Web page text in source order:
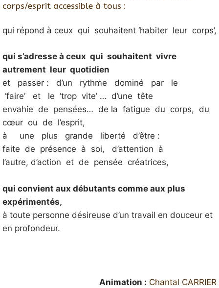
corps/esprit accessible à tous :
qui répond à ceux qui souhaitent ‘habiter leur corps’,
qui s’adresse à ceux qui souhaitent vivre
autrement leur quotidien
et passer : d’un rythme dominé par le
‘faire’ et le ‘trop vite’ … d’une tête
envahie de pensées… de la fatigue du corps, du
cœur ou de l’esprit,
à une plus grande liberté d’être :
faite de présence à soi, d’attention à
l’autre, d’action et de pensée créatrices,
qui convient aux débutants comme aux plus
expérimentés,
à toute personne désireuse d’un travail en douceur et
en profondeur.
Animation : Chantal CARRIER